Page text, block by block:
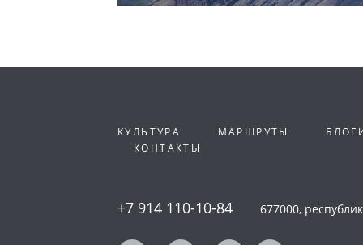
КУЛЬТУРА МАРШРУТЫ
КОНТАКТЫ
+7 914 110-10-84 677000,